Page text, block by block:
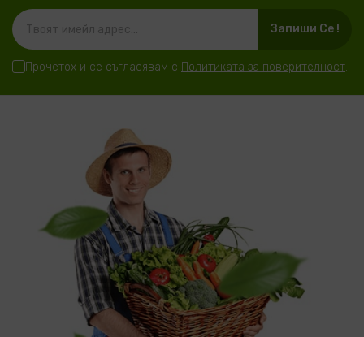
Запиши Се !
Прочетох и се съгласявам с Политиката за поверителност.